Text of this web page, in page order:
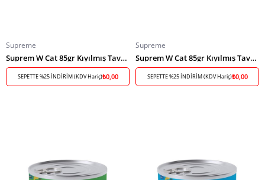
Supreme
Suprem W Cat 85gr Kıyılmış Tavuk-Ton Balık/
SEPETTE %25 İNDİRİM (KDV Hariç)₺0,00
Supreme
Suprem W Cat 85gr Kıyılmış Tavuk-Uskumru/
SEPETTE %25 İNDİRİM (KDV Hariç)₺0,00